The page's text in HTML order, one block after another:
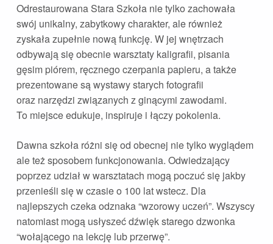
Odrestaurowana Stara Szkoła nie tylko zachowała
swój unikalny, zabytkowy charakter, ale również
zyskała zupełnie nową funkcję. W jej wnętrzach
odbywają się obecnie warsztaty kaligrafii, pisania
gęsim piórem, ręcznego czerpania papieru, a także
prezentowane są wystawy starych fotografii
oraz narzędzi związanych z ginącymi zawodami.
To miejsce edukuje, inspiruje i łączy pokolenia.
Dawna szkoła różni się od obecnej nie tylko wyglądem
ale też sposobem funkcjonowania. Odwiedzający
poprzez udział w warsztatach mogą poczuć się jakby
przenieśli się w czasie o 100 lat wstecz. Dla
najlepszych czeka odznaka “wzorowy uczeń”. Wszyscy
natomiast mogą usłyszeć dźwięk starego dzwonka
“wołającego na lekcję lub przerwę”.